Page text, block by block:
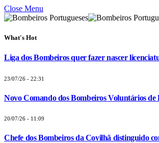
Close Menu
What's Hot
Liga dos Bombeiros quer fazer nascer
23/07/26 - 22:31
Novo Comando dos Bombeiros Voluntários de
20/07/26 - 11:09
Chefe dos Bombeiros da Covilhã distinguido